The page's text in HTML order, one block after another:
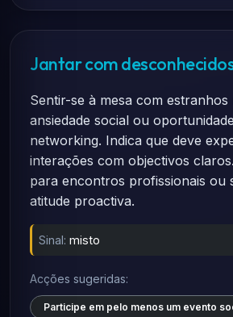
Jantar com
Sentir-se à mesa com estranhos
ansiedade social ou
networking. Indica que deve
interações com objectivos
para encontros profissionais ou
atitude proactiva.
Sinal: misto
Acções sugeridas:
Participe em pelo menos um evento